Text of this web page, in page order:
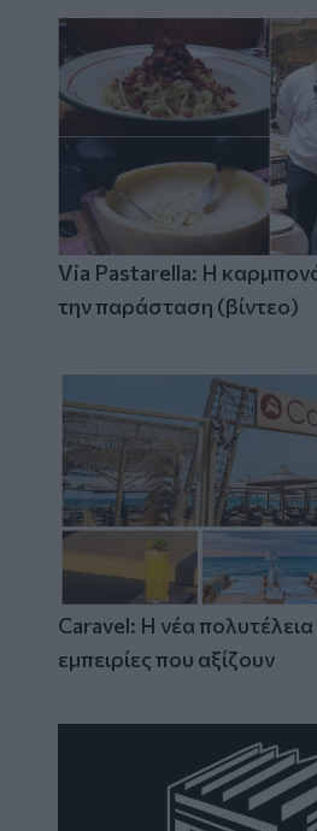
Via Pastarella: Η
την παράσταση (βίντεο)
Caravel: Η νέα πολυτέλεια
εμπειρίες που αξίζουν